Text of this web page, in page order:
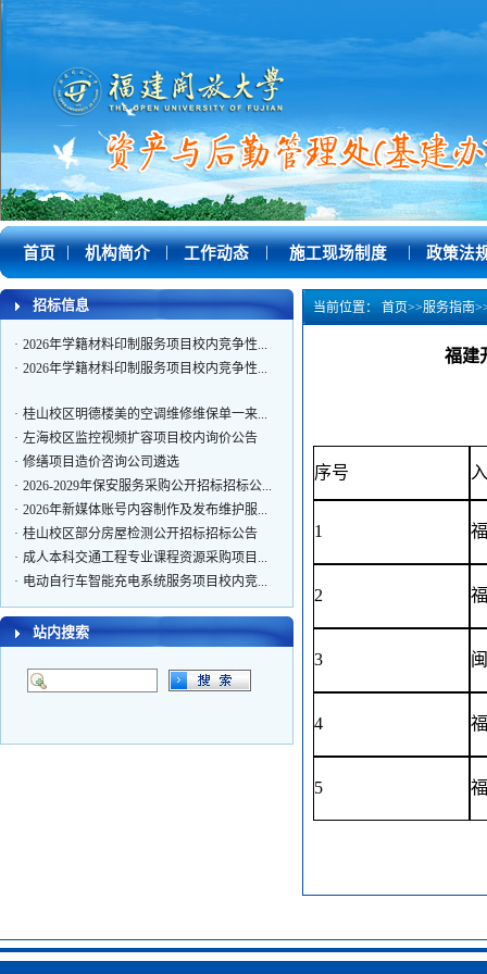
首页 | 机构简介 | 工作动态 | 施工现场制度 | 政策法
招标信息
· 桂山校区明德楼美的空调维修维保单一来...
左海校区监控视频扩容项目校内询价公告
· 修缮项目造价咨询公司遴选
· 2026-2029年保安服务采购公开招标招标公...
· 2026年新媒体账号内容制作及发布维护服...
· 桂山校区部分房屋检测公开招标招标公告
· 成人本科交通工程专业课程资源采购项目...
· 电动自行车智能充电系统服务项目校内竞...
· 2026年学籍材料印制服务项目校内竞争性...
· 2026年学籍材料印制服务项目校内竞争性...
· 桂山校区明德楼美的空调维修维保单一来...
· 左海校区监控视频扩容项目校内询价公告
· 修缮项目造价咨询公司遴选
· 2026-2029年保安服务采购公开招标招标公...
· 2026年新媒体账号内容制作及发布维护服...
· 桂山校区部分房屋检测公开招标招标公告
· 成人本科交通工程专业课程资源采购项目...
· 电动自行车智能充电系统服务项目校内竞...
2026年学籍材料印制服务项目校内竞争性...
站内搜索
当前位置： 首页>>服务指南
福建
序号
1
2
3
4
5